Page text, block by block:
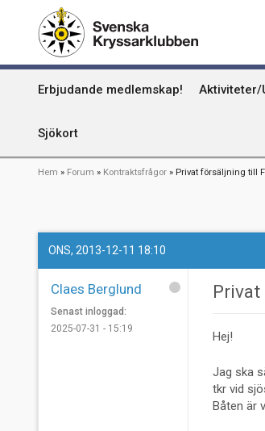
huvudinnehåll
Erbjudande medlemskap! Aktiviteter/
Sjökort
Kummel
Uthamn
Naturhamn
Länkstig
Hem Forum Kontraktsfrågor Privat försäljning till
ONS, 2013-12-11 18:10
Claes Berglund
Senast inloggad:
2025-07-31 - 15:19
Hej!
Jag ska
tkr vid
Båten är